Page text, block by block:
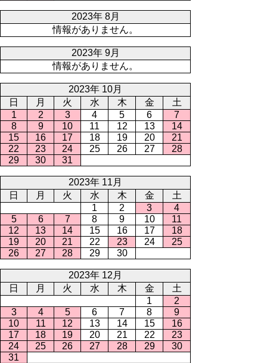
2023年 8月
情報がありません。
2023年 9月
情報がありません。
2023年 10月
日
月 火 水 木 金
土
1
2 3 4 5 6
7
8
9 10 11 12 13
14
15
16 17 18 19 20
21
22
23 24 25 26 27
28
29
30 31
2023年 11月
日
月 火 水 木 金
土
1
2 3
4
5
6 7 8 9 10
11
12
13 14 15 16 17
18
19
20 21 22 23 24
25
26
27 28 29 30
2023年 12月
日
月 火 水 木 金
土
1
2
3
4 5 6 7 8
9
10
11 12 13 14 15
16
17
18 19 20 21 22
23
24
25 26 27 28 29
30
31